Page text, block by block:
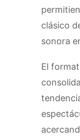
clásico
sonora
El